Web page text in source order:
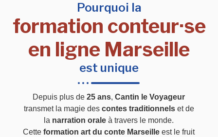
Pourquoi la
formation conteur·se
en ligne Marseille
est unique
Depuis plus de25 ans,Cantin le Voyageur
transmet la magie des contes traditionnelset de
la narration orale à travers le monde.
Cetteformation art du conte Marseille est le fruit